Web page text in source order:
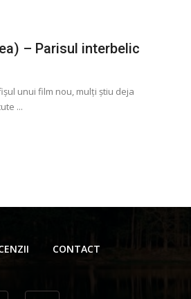
– Parisul interbelic
unui film nou, mulți știu deja
...
CONTACT